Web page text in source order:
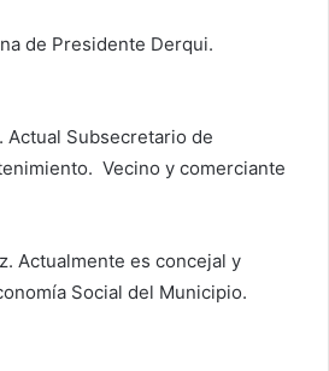
de Presidente Derqui.
Actual Subsecretario de
Vecino y comerciante
Actualmente es concejal y
Social del Municipio.